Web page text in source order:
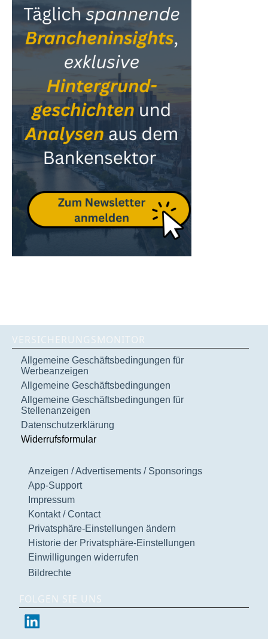
VERSICHERUNGSMONITOR
Allgemeine Geschäftsbedingungen für
Werbeanzeigen
Allgemeine Geschäftsbedingungen
Allgemeine Geschäftsbedingungen für
Stellenanzeigen
Datenschutzerklärung
Widerrufsformular
Anzeigen / Advertisements / Sponsorings
App-Support
Impressum
Kontakt / Contact
Privatsphäre-Einstellungen ändern
Historie der Privatsphäre-Einstellungen
Einwilligungen widerrufen
Bildrechte
FOLGEN SIE UNS